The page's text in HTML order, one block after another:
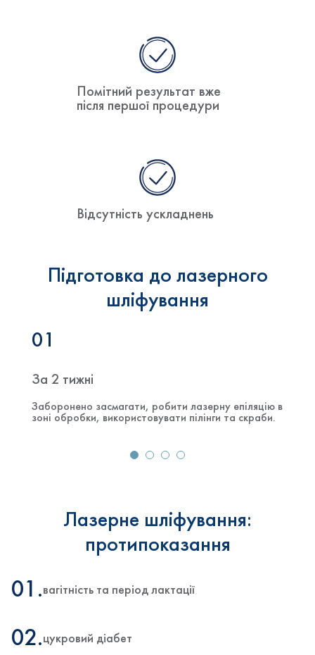
Помітний результат вже
після першої процедури
Відсутність ускладнень
Підготовка до лазерного
шліфування
01
За 2 тижні
Заборонено засмагати, робити лазерну епіляцію в
зоні обробки, використовувати пілінги та скраби.
Лазерне шліфування:
протипоказання
01.вагітність та період лактації
02.цукровий діабет